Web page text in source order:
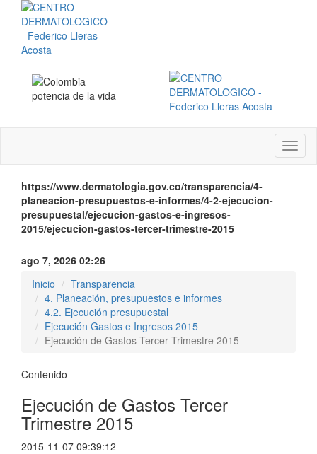
Menú
https://www.dermatologia.gov.co/transparencia/4-
planeacion-presupuestos-e-informes/4-2-ejecucion-
presupuestal/ejecucion-gastos-e-ingresos-
2015/ejecucion-gastos-tercer-trimestre-2015
ago 7, 2026 02:26
Inicio
Transparencia
4. Planeación, presupuestos e informes
4.2. Ejecución presupuestal
Ejecución Gastos e Ingresos 2015
Ejecución de Gastos Tercer Trimestre 2015
Contenido
Ejecución de Gastos Tercer
Trimestre 2015
2015-11-07 09:39:12